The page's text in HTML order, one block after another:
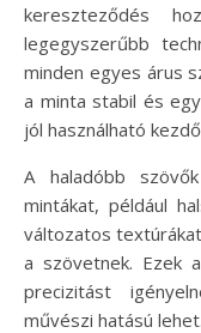
kereszteződés
legegyszerűbb
minden egyes árus
a minta stabil és
jól használható
A haladóbb
mintákat, például
változatos
a szövetnek. Ezek
precizitást
művészi hatású lehet.